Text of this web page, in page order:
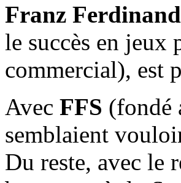
Franz Ferdinand
le succès en jeux
commercial), est
Avec FFS (fondé
semblaient
Du reste, avec le